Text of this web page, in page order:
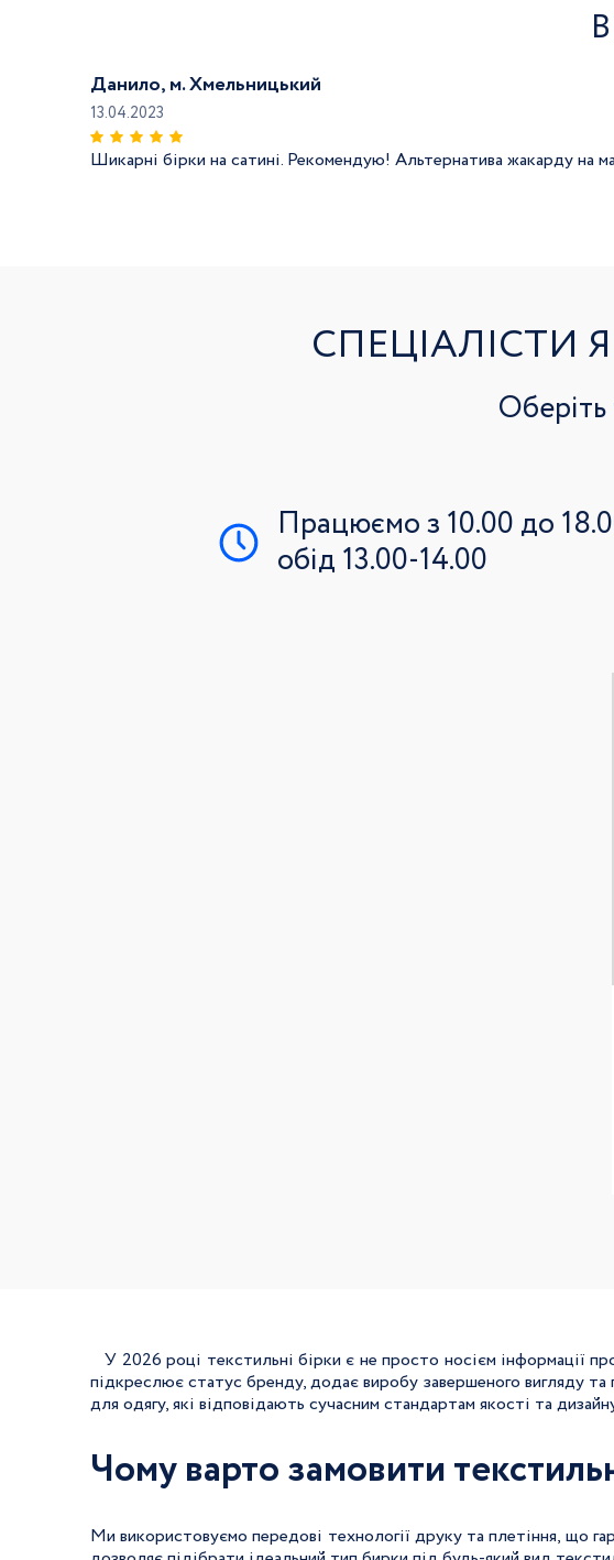
Данило, м. Хмельницький
13.04.2023
Шикарні бірки на сатині. Рекомендую! Альтернатива жакарду на
СПЕЦІАЛІСТИ
Оберіть
Працюємо з 10.00 до
обід 13.00-14.00
У 2026 році текстильні бірки є не просто носієм інформації
підкреслює статус бренду, додає виробу завершеного вигляду
для одягу, які відповідають сучасним стандартам якості та
Чому варто замовити
Ми використовуємо передові технології друку та плетіння, що